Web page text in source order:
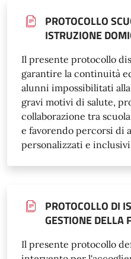
PROTOCOLLO
ISTRUZIONE
Il presente protocollo
garantire la continuità
alunni impossibilitati
gravi motivi di salute,
collaborazione tra
e favorendo percorsi di
personalizzati e
PROTOCOLLO DI
GESTIONE DELLA
Il presente protocollo